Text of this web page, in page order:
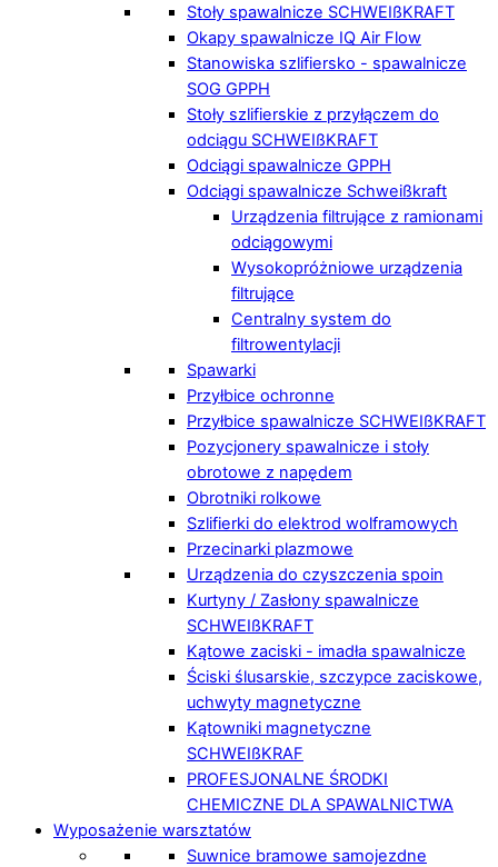
Stoły spawalnicze SCHWEIßKRAFT
Okapy spawalnicze IQ Air Flow
Stanowiska szlifiersko - spawalnicze
SOG GPPH
Stoły szlifierskie z przyłączem do
odciągu SCHWEIßKRAFT
Odciągi spawalnicze GPPH
Odciągi spawalnicze Schweißkraft
Urządzenia filtrujące z ramionami
odciągowymi
Wysokopróżniowe urządzenia
filtrujące
Centralny system do
filtrowentylacji
Spawarki
Przyłbice ochronne
Przyłbice spawalnicze SCHWEIßKRAFT
Pozycjonery spawalnicze i stoły
obrotowe z napędem
Obrotniki rolkowe
Szlifierki do elektrod wolframowych
Przecinarki plazmowe
Urządzenia do czyszczenia spoin
Kurtyny / Zasłony spawalnicze
SCHWEIßKRAFT
Kątowe zaciski - imadła spawalnicze
Ściski ślusarskie, szczypce zaciskowe,
uchwyty magnetyczne
Kątowniki magnetyczne
SCHWEIßKRAF
PROFESJONALNE ŚRODKI
CHEMICZNE DLA SPAWALNICTWA
Wyposażenie warsztatów
Suwnice bramowe samojezdne